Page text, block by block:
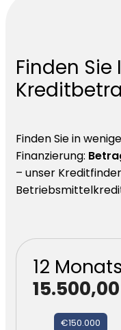
Finden
Finden Sie in
Finanzierung:
– unser
12
€150.000